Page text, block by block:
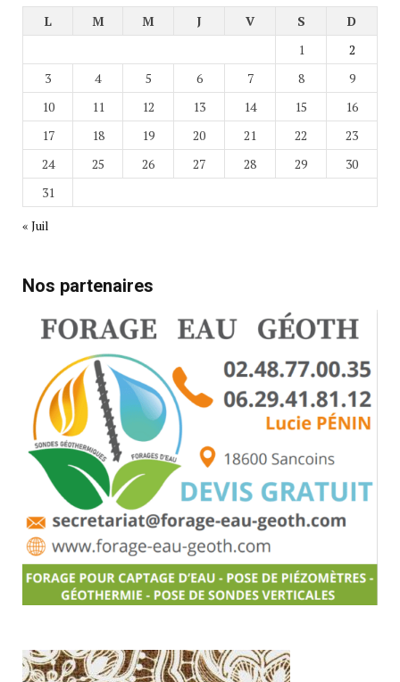
L
M M J V S
D
1
2
3
4 5 6 7 8
9
10
11 12 13 14 15
16
17
18 19 20 21 22
23
24
25 26 27 28 29
30
31
« Juil
Nos partenaires